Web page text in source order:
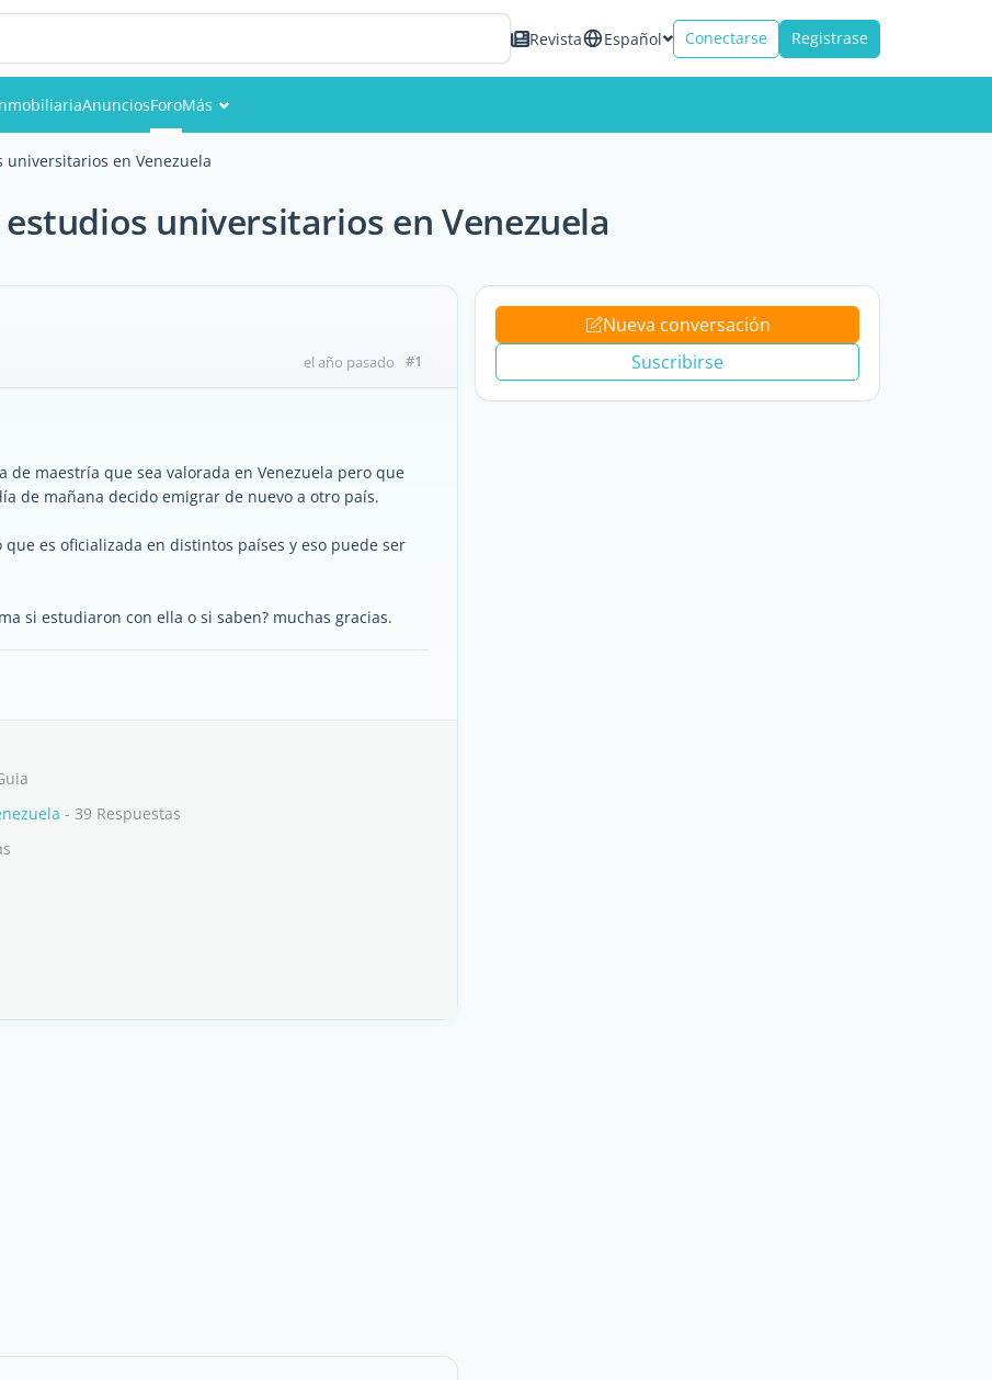
Revista Español Conectarse Registrase
AnunciosForoMás
Eventos
Miembros
universitarios en Venezuela
universitarios en Venezuela
el año pasado #1
maestría que sea valorada en Venezuela pero que
de mañana decido emigrar de nuevo a otro país.
es oficializada en distintos países y eso puede ser
si estudiaron con ella o si saben? muchas gracias.
- 39 Respuestas
Nueva conversación
Suscribirse